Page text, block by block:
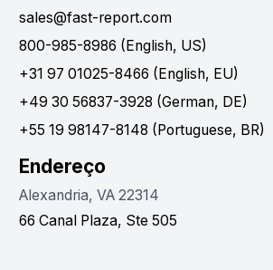
sales@fast-report.com
800-985-8986 (English, US)
+31 97 01025-8466 (English, EU)
+49 30 56837-3928 (German, DE)
+55 19 98147-8148 (Portuguese, BR)
Endereço
Alexandria, VA 22314
66 Canal Plaza, Ste 505